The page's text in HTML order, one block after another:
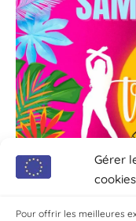
Gérer
Pour offrir les meilleures